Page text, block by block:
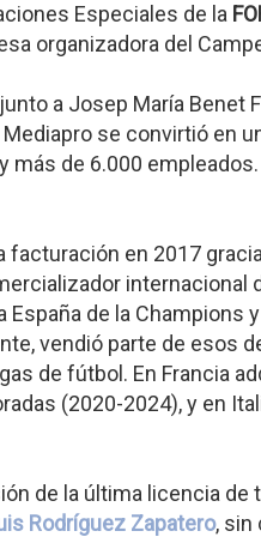
Especiales de la
organizadora del
a Josep María Benet
se convirtió en
más de 6.000 empleados.
facturación en 2017
internacional
de la Champions
vendió parte de esos
de fútbol. En Francia
(2020-2024), y en
de la última licencia de
Rodríguez Zapatero, sin